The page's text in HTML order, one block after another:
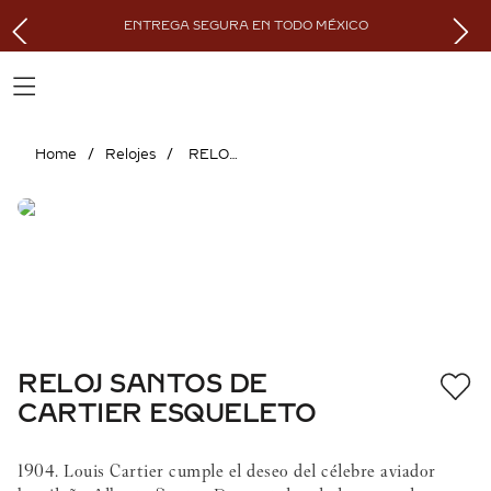
ENTREGA SEGURA EN TODO MÉXICO
Relojes RELOJ SANTOS DE CARTIER ESQUELETO
RELOJ SANTOS DE
CARTIER ESQUELETO
1904. Louis Cartier cumple el deseo del célebre aviador